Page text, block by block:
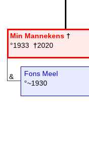
&
Min Mannekens †
°1933 †2020
Fons Meel
°~1930